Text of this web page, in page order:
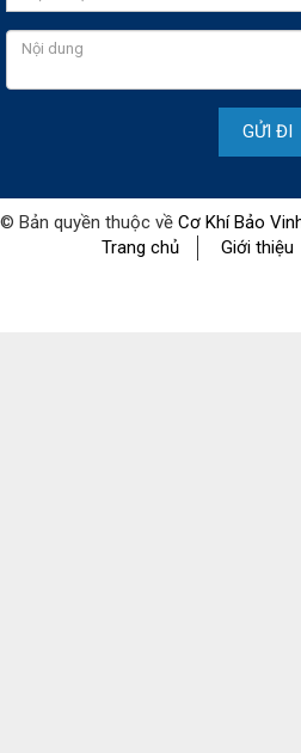
© Bản quyền thuộc về Cơ Khí Bảo
Trang chủ
Giới thiệu